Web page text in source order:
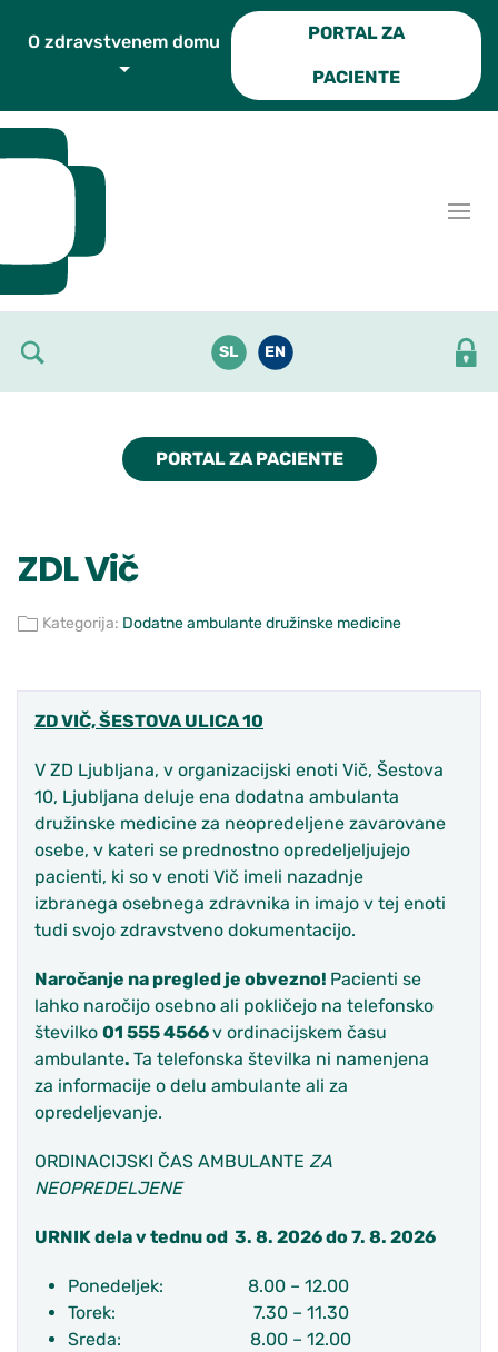
PORTAL ZA
PACIENTE
SL EN
PORTAL ZA PACIENTE
ZDL Vič
Kategorija: Dodatne ambulante družinske medicine
ZD VIČ, ŠESTOVA ULICA 10
V ZD Ljubljana, v organizacijski enoti Vič, Šestova
10, Ljubljana deluje ena dodatna ambulanta
družinske medicine za neopredeljene zavarovane
osebe, v kateri se prednostno opredeljeljujejo
pacienti, ki so v enoti Vič imeli nazadnje
izbranega osebnega zdravnika in imajo v tej enoti
tudi svojo zdravstveno dokumentacijo.
Naročanje na pregled je obvezno! Pacienti se
lahko naročijo osebno ali pokličejo na telefonsko
številko 01 555 4566v ordinacijskem času
ambulante. Ta telefonska številka ni namenjena
za informacije o delu ambulante ali za
opredeljevanje.
ORDINACIJSKI ČAS AMBULANTE ZA
NEOPREDELJENE
URNIK dela v tednu od 3. 8. 2026 do 7. 8. 2026
Ponedeljek: 8.00 – 12.00
Torek: 7.30 – 11.30
Sreda: 8.00 – 12.00